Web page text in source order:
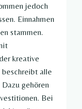
jedoch
Einnahmen
stammen.
kreative
alle
gehören
Bei